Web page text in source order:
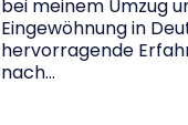
bei meinem Umzug
Eingewöhnung in
hervorragende
nach...